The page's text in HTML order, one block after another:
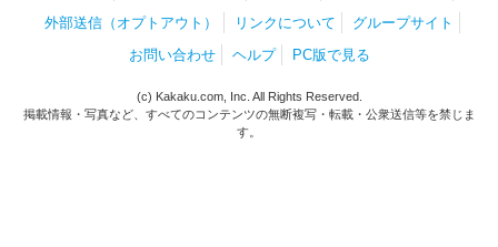
外部送信（オプトアウト）
リンクについて
グループサイト
お問い合わせ
ヘルプ PC版で見る
(c) Kakaku.com, Inc. All Rights Reserved.
掲載情報・写真など、すべてのコンテンツの無断複写・転載・公衆送信等を禁じま
す。